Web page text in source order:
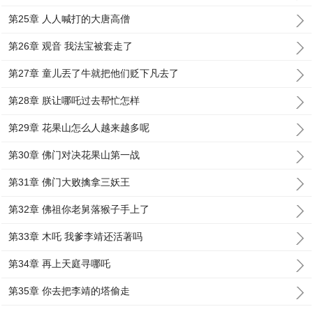
第25章 人人喊打的大唐高僧
第26章 观音 我法宝被套走了
第27章 童儿丟了牛就把他们贬下凡去了
第28章 朕让哪吒过去帮忙怎样
第29章 花果山怎么人越来越多呢
第30章 佛门对决花果山第一战
第31章 佛门大败擒拿三妖王
第32章 佛祖你老舅落猴子手上了
第33章 木吒 我爹李靖还活著吗
第34章 再上天庭寻哪吒
第35章 你去把李靖的塔偷走